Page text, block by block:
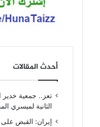
أحدث المقالات
تعز.. جمعية خدير
الثانية لميسري